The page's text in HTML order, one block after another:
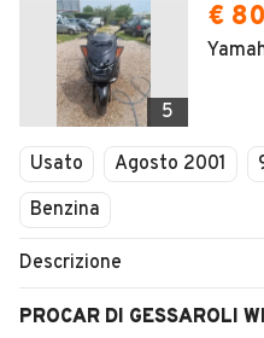
5
€
Usato Agosto 2001
Benzina
Descrizione
PROCAR DI GESSAROLI